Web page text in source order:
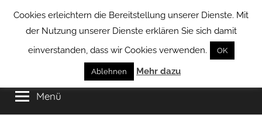
Borstel
von
Groß
Menü
Cookies erleichtern die Bereitstellung unserer Dienste. Mit
der Nutzung unserer Dienste erklären Sie sich damit
einverstanden, dass wir Cookies verwenden.
OK
Ablehnen Mehr dazu